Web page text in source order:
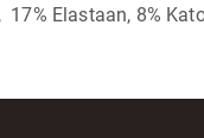
Elastaan, 8%